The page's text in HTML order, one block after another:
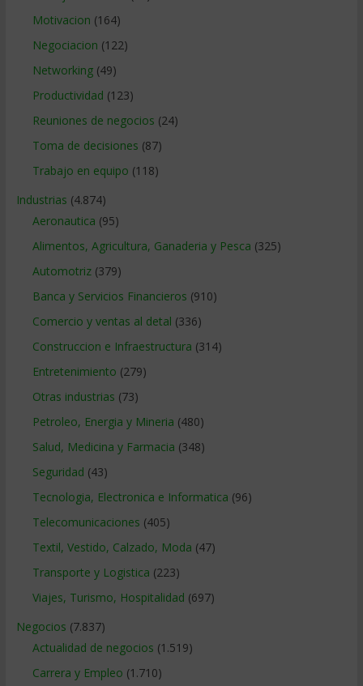
Motivacion (164)
Negociacion (122)
Networking(49)
Productividad (123)
Reuniones de negocios (24)
Toma de decisiones (87)
Trabajo en equipo (118)
Industrias (4.874)
Aeronautica (95)
Alimentos, Agricultura, Ganaderia y Pesca (325)
Automotriz(379)
Banca y Servicios Financieros (910)
Comercio y ventas al detal (336)
Construccion e Infraestructura (314)
Entretenimiento (279)
Otras industrias (73)
Petroleo, Energia y Mineria (480)
Salud, Medicina y Farmacia (348)
Seguridad (43)
Tecnologia, Electronica e Informatica (96)
Telecomunicaciones (405)
Textil, Vestido, Calzado, Moda (47)
Transporte y Logistica (223)
Viajes, Turismo, Hospitalidad (697)
Negocios (7.837)
Actualidad de negocios (1.519)
Carrera y Empleo (1.710)